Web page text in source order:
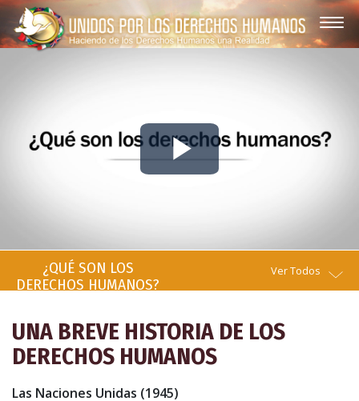
Play
Video
¿QUÉ SON LOS
DERECHOS HUMANOS?
Ver Todos
UNA BREVE HISTORIA DE LOS
DERECHOS HUMANOS
Las Naciones Unidas (1945)